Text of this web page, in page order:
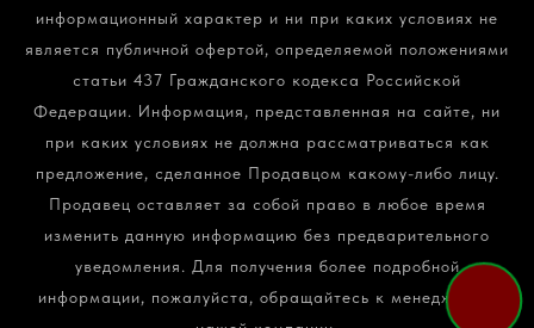
информационный характер и ни при каких условиях не
является публичной офертой, определяемой положениями
статьи 437 Гражданского кодекса Российской
Федерации. Информация, представленная на сайте, ни
при каких условиях не должна рассматриваться как
предложение, сделанное Продавцом какому-либо лицу.
Продавец оставляет за собой право в любое время
изменить данную информацию без предварительного
уведомления. Для получения более подробной
информации, пожалуйста, обращайтесь к менеджерам